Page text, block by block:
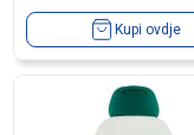
Kupi ovdje